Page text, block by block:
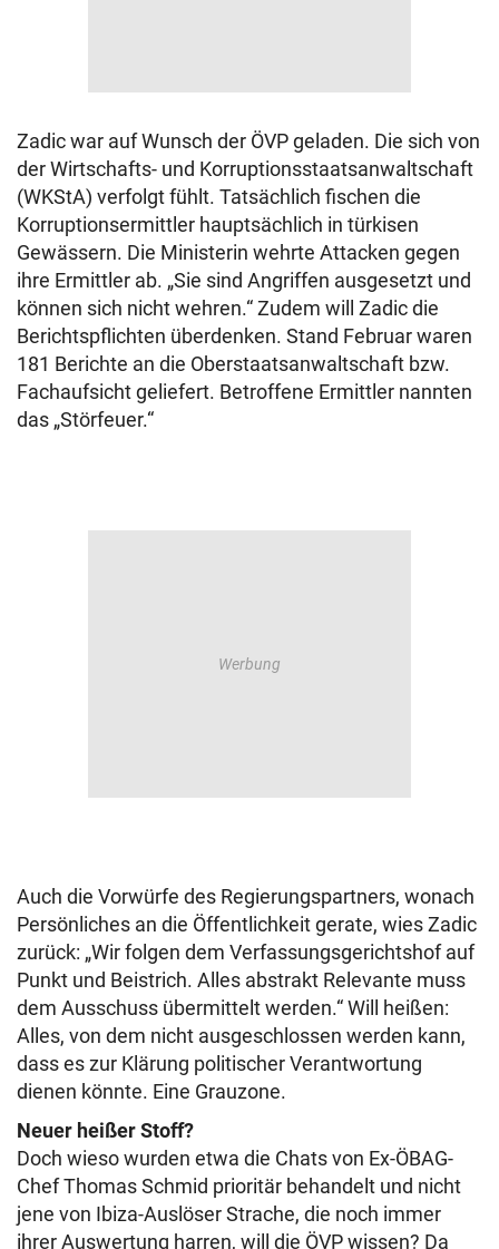
Zadic war auf Wunsch der ÖVP geladen. Die sich von
der Wirtschafts- und Korruptionsstaatsanwaltschaft
(WKStA) verfolgt fühlt. Tatsächlich fischen die
Korruptionsermittler hauptsächlich in türkisen
Gewässern. Die Ministerin wehrte Attacken gegen
ihre Ermittler ab. „Sie sind Angriffen ausgesetzt und
können sich nicht wehren.“ Zudem will Zadic die
Berichtspflichten überdenken. Stand Februar waren
181 Berichte an die Oberstaatsanwaltschaft bzw.
Fachaufsicht geliefert. Betroffene Ermittler nannten
das „Störfeuer.“
Auch die Vorwürfe des Regierungspartners, wonach
Persönliches an die Öffentlichkeit gerate, wies Zadic
zurück: „Wir folgen dem Verfassungsgerichtshof auf
Punkt und Beistrich. Alles abstrakt Relevante muss
dem Ausschuss übermittelt werden.“ Will heißen:
Alles, von dem nicht ausgeschlossen werden kann,
dass es zur Klärung politischer Verantwortung
dienen könnte. Eine Grauzone.
Neuer heißer Stoff?
Doch wieso wurden etwa die Chats von Ex-ÖBAG-
Chef Thomas Schmid prioritär behandelt und nicht
jene von Ibiza-Auslöser Strache, die noch immer
ihrer Auswertung harren, will die ÖVP wissen? Da